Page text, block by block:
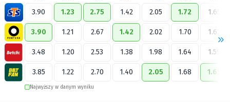
3.90 1.23 2.75 1.42 2.05 1.72 1.65
3.90 1.21 2.67 1.42 2.02 1.70 1.62
3.48 1.20 2.53 1.38 1.98 1.64 1.59
3.85 1.22 2.70 1.40 2.05 1.68 1.65
Najwyższy w danym wyniku